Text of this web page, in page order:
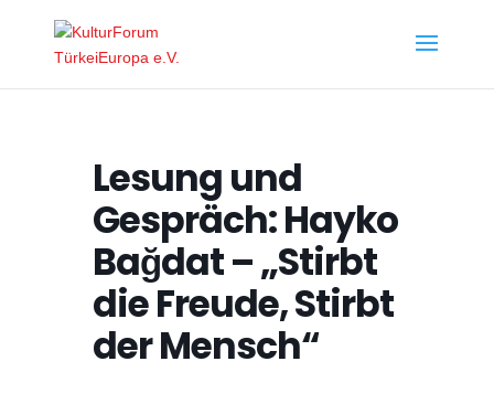
Lesung und
Gespräch: Hayko
Bağdat – „Stirbt
die Freude, Stirbt
der Mensch“